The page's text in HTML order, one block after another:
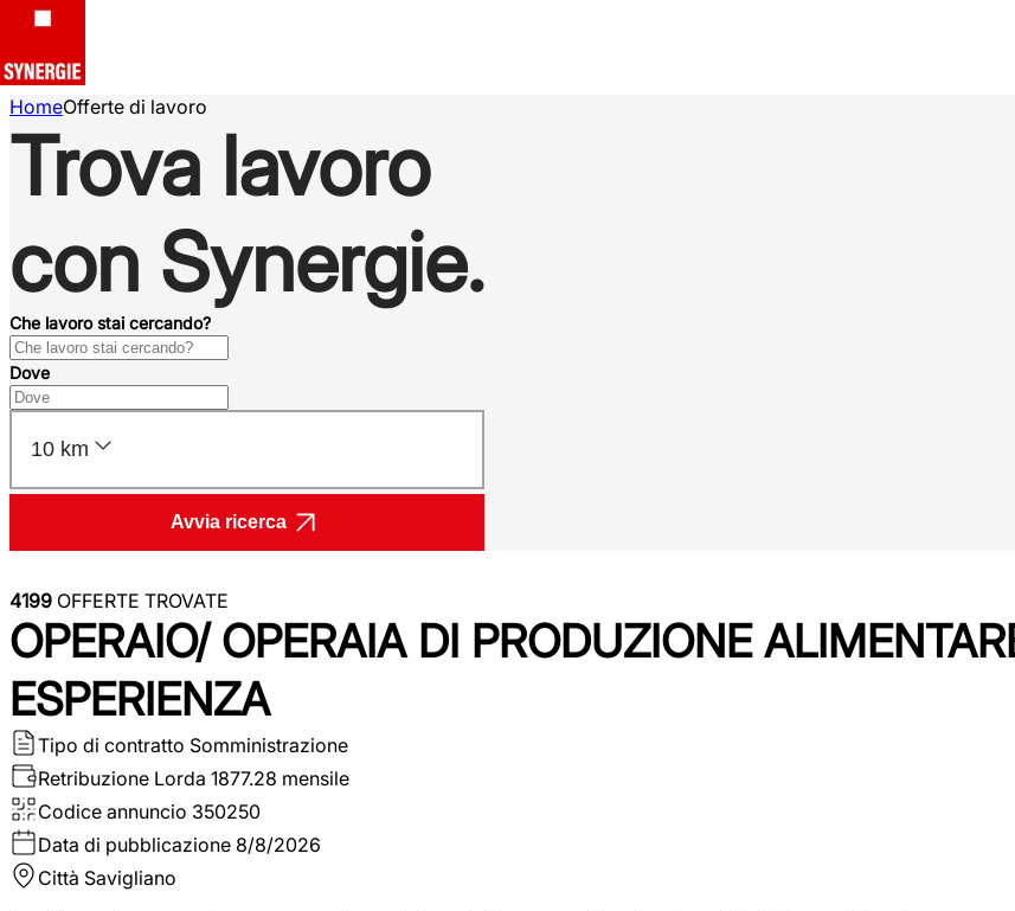
HomeOfferte di lavoro
Trova lavoro
con Synergie.
Che lavoro stai cercando?
Dove
10 km
Avvia ricerca
4199 OFFERTE TROVATE
OPERAIO/ OPERAIA DI PRODUZIONE
ESPERIENZA
Tipo di contratto Somministrazione
Retribuzione Lorda 1877.28 mensile
Codice annuncio 350250
Data di pubblicazione 8/8/2026
Città Savigliano